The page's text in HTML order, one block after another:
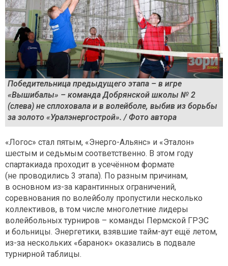
Победительница предыдущего этапа – в игре
«Вышибалы» – команда Добрянской школы № 2
(слева) не сплоховала и в волейболе, выбив из борьбы
за золото «Уралэнергострой». / Фото автора
«Логос» стал пятым, «Энерго-Альянс» и «Эталон»
шестым и седьмым соответственно. В этом году
спартакиада проходит в усечённом формате
(не проводились 3 этапа). По разным причинам,
в основном из-за карантинных ограничений,
соревнования по волейболу пропустили несколько
коллективов, в том числе многолетние лидеры
волейбольных турниров – команды Пермской ГРЭС
и больницы. Энергетики, взявшие тайм-аут ещё летом,
из-за нескольких «баранок» оказались в подвале
турнирной таблицы.